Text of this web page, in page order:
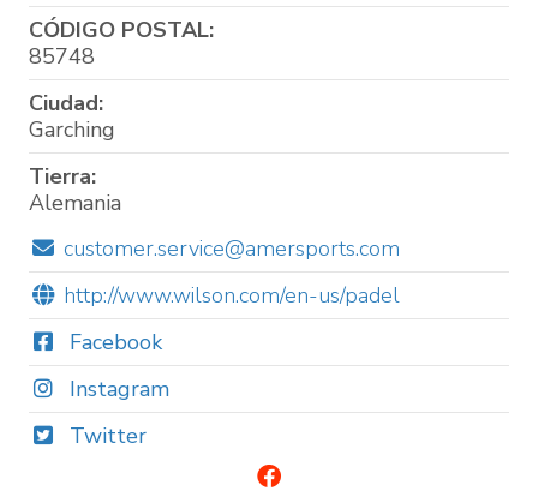
CÓDIGO POSTAL:
85748
Ciudad:
Garching
Tierra:
Alemania
customer.service@amersports.com
http://www.wilson.com/en-us/padel
Facebook
Instagram
Twitter